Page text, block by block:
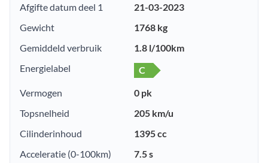
Afgifte datum deel 1
21-03-2023
Gewicht
1768 kg
Gemiddeld verbruik
1.8 l/100km
Energielabel
C
Vermogen
0 pk
Topsnelheid
205 km/u
Cilinderinhoud
1395 cc
Acceleratie (0-100km)
7.5 s